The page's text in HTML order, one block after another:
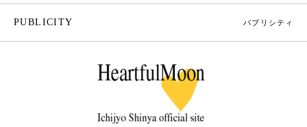
PUBLICITY パブリシティ